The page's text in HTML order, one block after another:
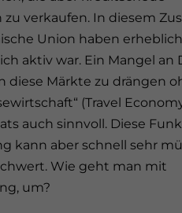
verkaufen. In diesem
Union haben
aktiv war. Ein Mangel an
diese Märkte zu drängen
(Travel
auch sinnvoll. Diese
kann aber schnell sehr
Wie geht man mit
um?